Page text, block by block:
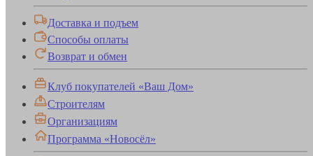
Доставка и подъем
Способы оплаты
Возврат и обмен
Клуб покупателей «Ваш Дом»
Строителям
Организациям
Программа «Новосёл»